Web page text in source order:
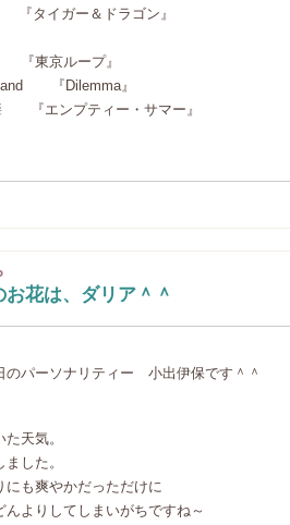
タイガー＆ドラゴン』
『東京ループ』
『Dilemma』
『エンプティー・サマー』
花は、ダリア＾＾
パーソナリティー 小出伊保です＾＾
天気。
した。
にも爽やかだっただけに
よりしてしまいがちですね～